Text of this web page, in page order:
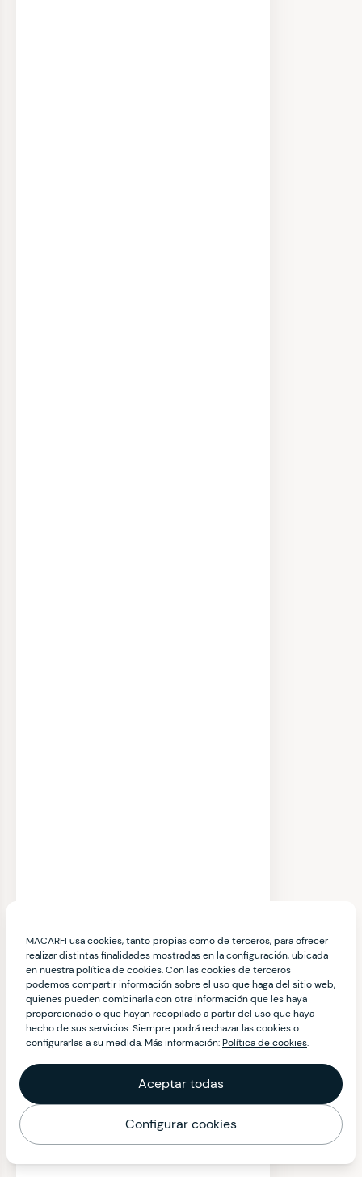
MACARFI usa cookies, tanto propias como de terceros, para ofrecer
realizar distintas finalidades mostradas en la configuración, ubicada
en nuestra política de cookies. Con las cookies de terceros
podemos compartir información sobre el uso que haga del sitio web,
quienes pueden combinarla con otra información que les haya
proporcionado o que hayan recopilado a partir del uso que haya
hecho de sus servicios. Siempre podrá rechazar las cookies o
configurarlas a su medida. Más información:Política de cookies.
Aceptar todas
Configurar cookies